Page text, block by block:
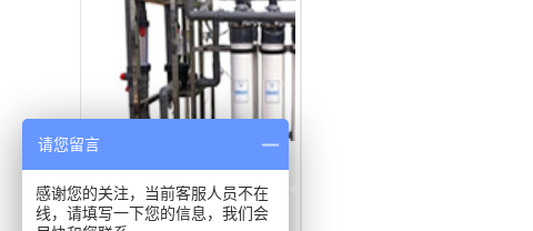
超滤技术与应用
劲爆底价
请您留言
感谢您的关注，当前客服人员不在
线，请填写一下您的信息，我们会